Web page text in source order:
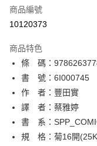
超商取貨付款
相關說明
【關於「AFTEE先享後付
AFTEE先享後付是「在收
便利好安心！
１．簡單：不需註冊會員
２．便利：只要手機號碼
３．安心：先確認商品／
【「AFTEE先享後付」結
ATM付款
運送方式
全家取貨付款
每筆NT$80，滿
商品編號
10120373
商品特色
條 碼：
書 號：6I000745
作 者：豐田實
譯 者：蔡雅婷
書 系：
規 格：菊16開